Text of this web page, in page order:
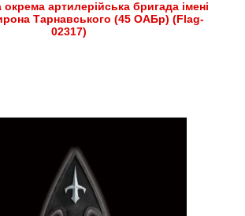
окрема артилерійська бригада імені
Тарнавського (45 ОАБр) (Flag-
02317)